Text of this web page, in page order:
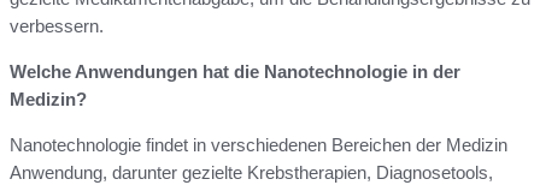
verbessern.
Welche Anwendungen hat die Nanotechnologie in der
Medizin?
Nanotechnologie findet in verschiedenen Bereichen der Medizin
Anwendung, darunter gezielte Krebstherapien, Diagnosetools,